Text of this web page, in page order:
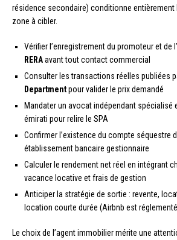
résidence secondaire) conditionne entièrement
zone à cibler.
Vérifier l’enregistrement du promoteur et de
RERAavant tout contact commercial
Consulter les transactions réelles publiées
Departmentpour valider le prix demandé
Mandater un avocat indépendant spécialisé
émirati pour relire le SPA
Confirmer l’existence du compte séquestre
établissement bancaire gestionnaire
Calculer le rendement net réel en intégrant
vacance locative et frais de gestion
Anticiper la stratégie de sortie : revente,
location courte durée (Airbnb est
Le choix de l’agent immobilier mérite une